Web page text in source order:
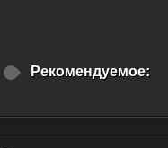
Рекомендуемое: